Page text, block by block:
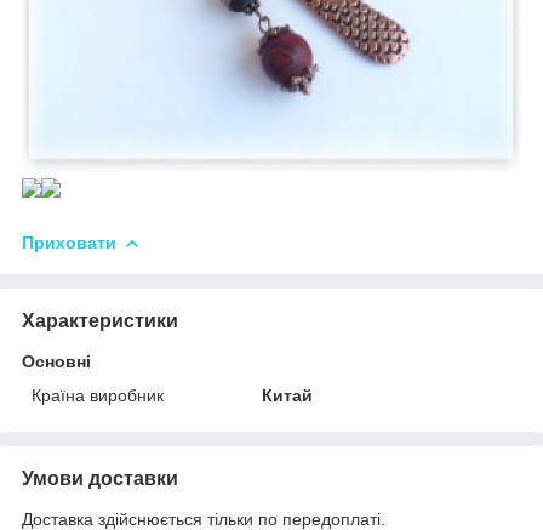
Приховати
Характеристики
Основні
Країна виробник
Китай
Умови доставки
Доставка здійснюється тільки по передоплаті.